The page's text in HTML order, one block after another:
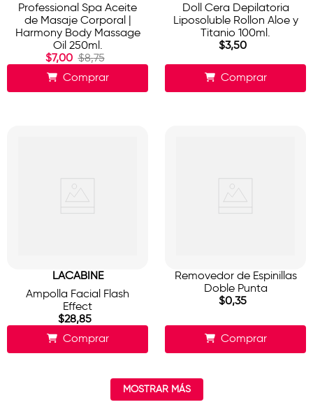
Professional Spa Aceite
de Masaje Corporal |
Harmony Body Massage
Oil 250ml.
$7,00 $8,75
Comprar
Doll Cera Depilatoria
Liposoluble Rollon Aloe y
Titanio 100ml.
$3,50
Comprar
LACABINE
Ampolla Facial Flash
Effect
$28,85
Comprar
Removedor de Espinillas
Doble Punta
$0,35
Comprar
MOSTRAR MÁS